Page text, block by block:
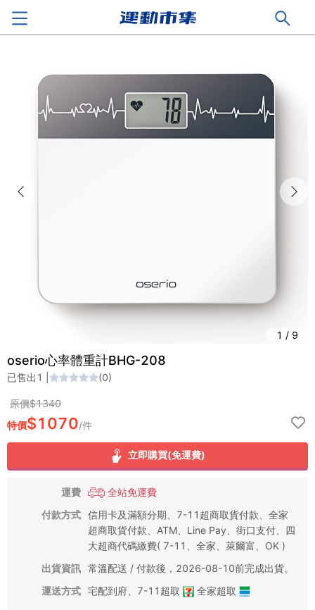
1 / 9
oserio心率體重計BHG-208
已售出 1 (0)
原價$1340
特價$1070/件
立即購買(免運費)
運費
全站免運費
付款方式 信用卡及滿額分期、7-11超商取貨付款、全家
超商取貨付款、ATM、Line Pay、街口支付、四
大超商代碼繳費( 7-11、全家、萊爾富、OK )
出貨資訊 常溫配送 / 付款後，2026-08-10前完成出貨。
運送方式 宅配到府 7-11超取 全家超取